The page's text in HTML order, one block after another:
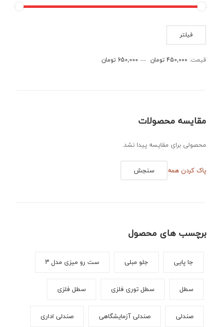
فیلتر
قیمت: 450,000 تومان — 650,000 تومان
مقایسه محصولات
محصولی برای مقایسه پیدا نشد.
پاک کردن همه سنجش
برچسب های محصول
جا پایی جلو مبلی ست رو میزی مدل ۳
سطل سطل توری فلزی سطل فلزی
صندلی صندلی آزمایشگاهی صندلی اداری